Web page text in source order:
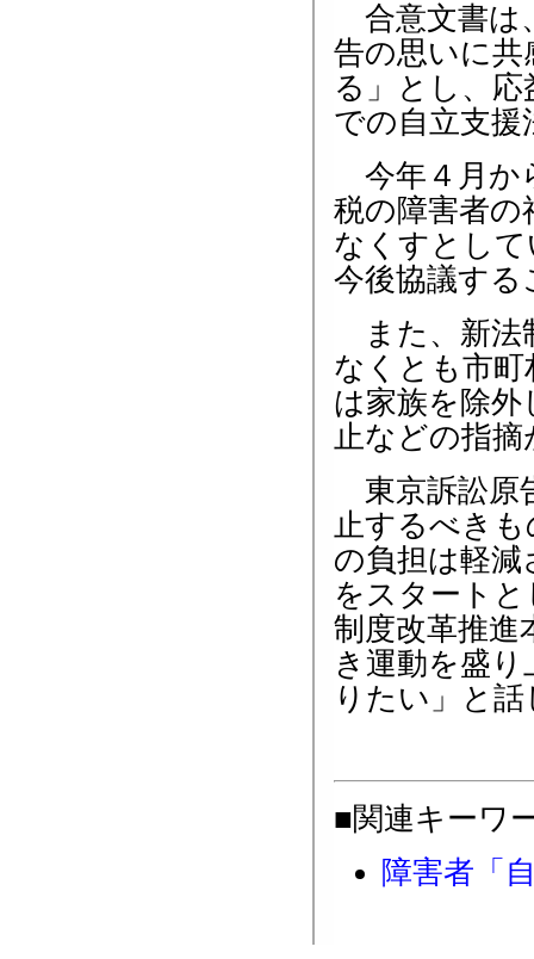
合意文書は
告の思いに
る」とし、
での自立支
今年４月か
税の障害者の
なくすとし
今後協議す
また、新法
なくとも市
は家族を除
止などの指
東京訴訟原
止するべき
の負担は軽
をスタート
制度改革推進
き運動を盛
りたい」と
■関連キーワ
障害者「